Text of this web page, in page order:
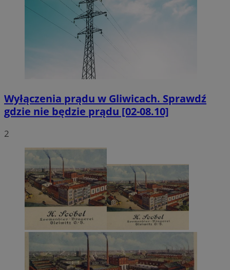
Wyłączenia prądu w Gliwicach. Sprawdź
gdzie nie będzie prądu [02-08.10]
2